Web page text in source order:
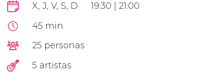
X, J, V, S, D
19:30 | 21:00
45 min
25 personas
5 artistas